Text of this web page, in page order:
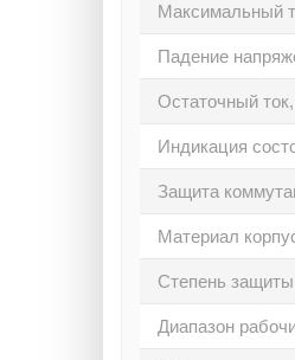
Максимальный
Падение
Остаточный
Индикация
Защита
Материал
Степень
Диапазон